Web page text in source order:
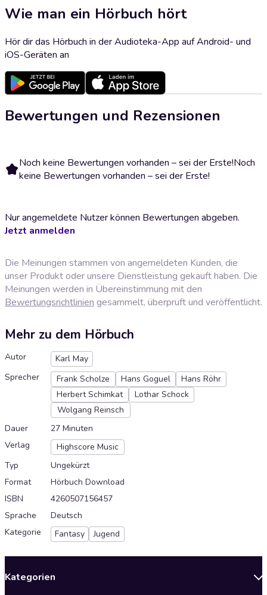
Wie man ein Hörbuch hört
Hör dir das Hörbuch in der Audioteka-App auf Android- und
iOS-Geräten an
Bewertungen und Rezensionen
Noch keine Bewertungen vorhanden – sei der Erste!Noch
keine Bewertungen vorhanden – sei der Erste!
Nur angemeldete Nutzer können Bewertungen abgeben.
Jetzt anmelden
Die Meinungen stammen von angemeldeten Kunden, die
unser Produkt oder unsere Dienstleistung gekauft haben. Die
Meinungen werden in Übereinstimmung mit den
Bewertungsrichtlinien gesammelt, überprüft und veröffentlicht.
Mehr zu dem Hörbuch
Autor
Karl May
Sprecher
Frank Scholze Hans Goguel
Hans Röhr
Herbert Schimkat
Lothar Schock
Wolgang Reinsch
Dauer
27 Minuten
Verlag
Highscore Music
Typ
Ungekürzt
Format
Hörbuch Download
ISBN
4260507156457
Sprache
Deutsch
Kategorie
Fantasy Jugend
Kategorien